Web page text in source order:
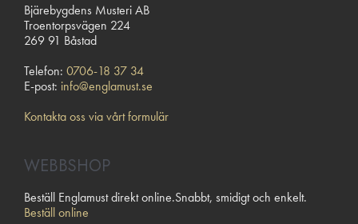
Bjärebygdens Musteri AB
Troentorpsvägen 224
269 91 Båstad
Telefon: 0706-18 37 34
E-post: info@englamust.se
Kontakta oss via vårt formulär
WEBBSHOP
Beställ Englamust direkt online.Snabbt, smidigt och enkelt.
Beställ online